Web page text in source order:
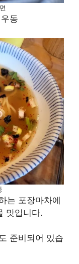
동
는 포장마차에
맛입니다.
준비되어 있습